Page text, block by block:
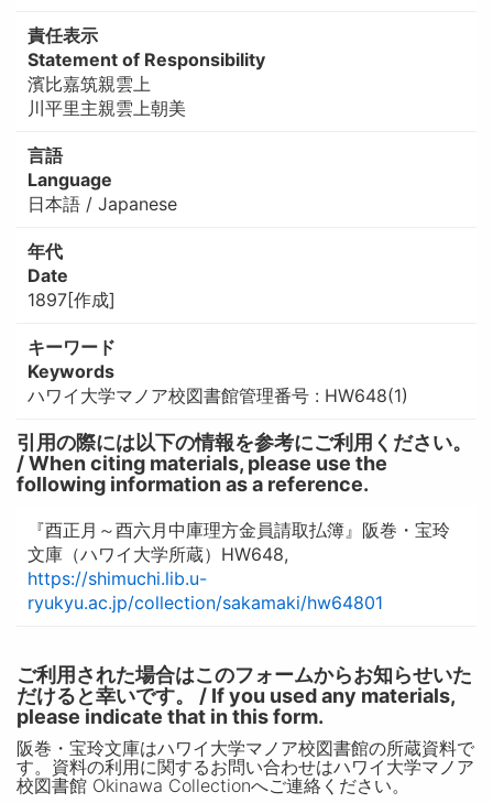
責任表示
Statement of Responsibility
濱比嘉筑親雲上
川平里主親雲上朝美
言語
Language
日本語 / Japanese
年代
Date
1897[作成]
キーワード
Keywords
ハワイ大学マノア校図書館管理番号 : HW648(1)
引用の際には以下の情報を参考にご利用ください。
/ When citing materials, please use the
following information as a reference.
『酉正月～酉六月中庫理方金員請取払簿』阪巻・宝玲
文庫（ハワイ大学所蔵）HW648,
https://shimuchi.lib.u-
ryukyu.ac.jp/collection/sakamaki/hw64801
ご利用された場合はこのフォームからお知らせいた
だけると幸いです。 / If you used any materials,
please indicate that in this form.
阪巻・宝玲文庫はハワイ大学マノア校図書館の所蔵資料で
す。資料の利用に関するお問い合わせはハワイ大学マノア
校図書館 Okinawa Collectionへご連絡ください。